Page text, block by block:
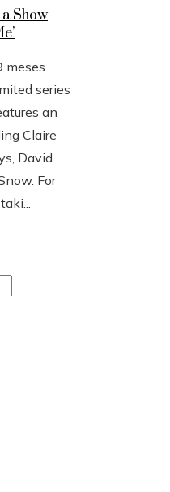
Show
meses
series
an
Claire
David
For